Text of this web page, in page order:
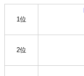
1位
2位